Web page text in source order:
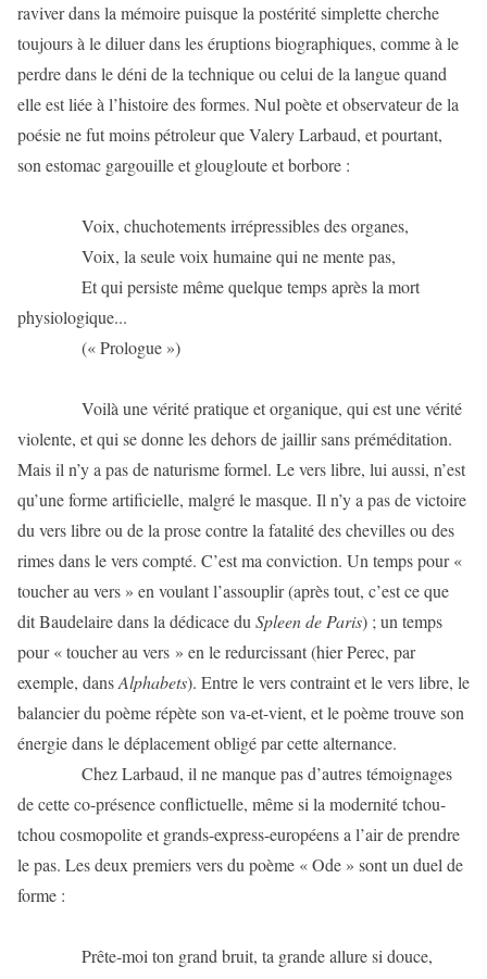
raviver dans la mémoire puisque la postérité simplette cherche
toujours à le diluer dans les éruptions biographiques, comme à le
perdre dans le déni de la technique ou celui de la langue quand
elle est liée à l’histoire des formes. Nul poète et observateur de la
poésie ne fut moins pétroleur que Valery Larbaud, et pourtant,
son estomac gargouille et glougloute et borbore :
Voix, chuchotements irrépressibles des organes,
Voix, la seule voix humaine qui ne mente pas,
Et qui persiste même quelque temps après la mort
physiologique...
(« Prologue »)
Voilà une vérité pratique et organique, qui est une vérité
violente, et qui se donne les dehors de jaillir sans préméditation.
Mais il n’y a pas de naturisme formel. Le vers libre, lui aussi, n’est
qu’une forme artificielle, malgré le masque. Il n’y a pas de victoire
du vers libre ou de la prose contre la fatalité des chevilles ou des
rimes dans le vers compté. C’est ma conviction. Un temps pour «
toucher au vers » en voulant l’assouplir (après tout, c’est ce que
dit Baudelaire dans la dédicace du Spleen de Paris) ; un temps
pour « toucher au vers » en le redurcissant (hier Perec, par
exemple, dansAlphabets). Entre le vers contraint et le vers libre, le
balancier du poème répète son va-et-vient, et le poème trouve son
énergie dans le déplacement obligé par cette alternance.
Chez Larbaud, il ne manque pas d’autres témoignages
de cette co-présence conflictuelle, même si la modernité tchou-
tchou cosmopolite et grands-express-européens a l’air de prendre
le pas. Les deux premiers vers du poème « Ode » sont un duel de
forme :
Prête-moi ton grand bruit, ta grande allure si douce,